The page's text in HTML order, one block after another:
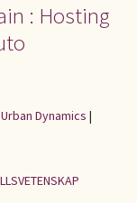
: Hosting
Dynamics |